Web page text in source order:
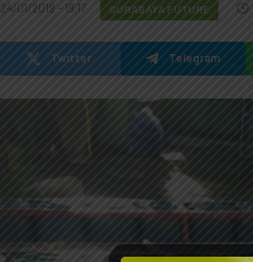
24/01/2019 - 19:17 SURABAYA FUTURE
Twitter Telegram